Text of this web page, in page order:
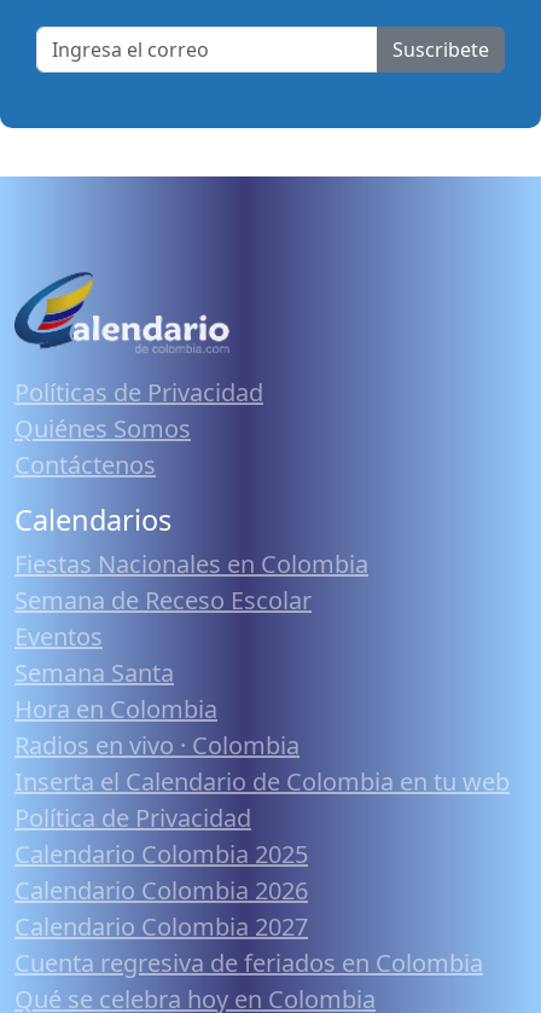
Suscribete
Políticas de Privacidad
Quiénes Somos
Contáctenos
Calendarios
Fiestas Nacionales en Colombia
Semana de Receso Escolar
Eventos
Semana Santa
Hora en Colombia
Radios en vivo · Colombia
Inserta el Calendario de Colombia en tu web
Política de Privacidad
Calendario Colombia 2025
Calendario Colombia 2026
Calendario Colombia 2027
Cuenta regresiva de feriados en Colombia
Qué se celebra hoy en Colombia